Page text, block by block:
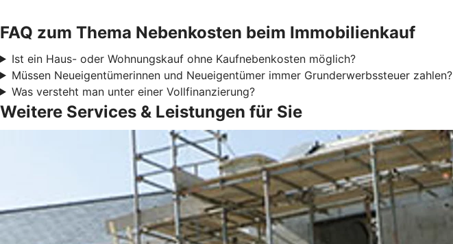
FAQ zum Thema Nebenkosten beim Immobilienkauf
Ist ein Haus- oder Wohnungskauf ohne Kaufnebenkosten möglich?
Müssen Neueigentümerinnen und Neueigentümer immer Grunderwerbssteuer zahlen?
Was versteht man unter einer Vollfinanzierung?
Weitere Services & Leistungen für Sie